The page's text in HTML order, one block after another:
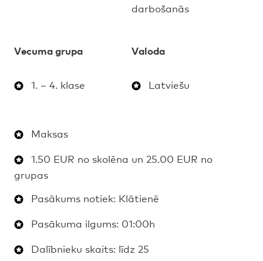
darbošanās
Vecuma grupa
1. – 4. klase
Valoda
Latviešu
Maksas
1.50 EUR no skolēna un 25.00 EUR no
grupas
Pasākums notiek: Klātienē
Pasākuma ilgums: 01:00h
Dalībnieku skaits: līdz 25